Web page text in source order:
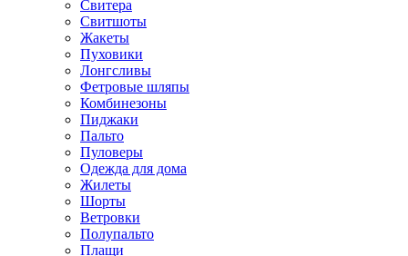
Свитера
Свитшоты
Жакеты
Пуховики
Лонгсливы
Фетровые шляпы
Комбинезоны
Пиджаки
Пальто
Пуловеры
Одежда для дома
Жилеты
Шорты
Ветровки
Полупальто
Плащи